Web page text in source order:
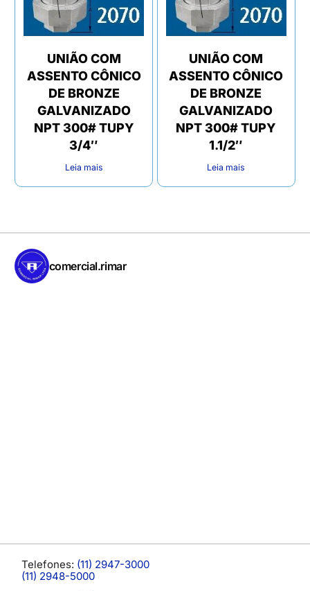
UNIÃO COM
ASSENTO CÔNICO
DE BRONZE
GALVANIZADO
NPT 300# TUPY
3/4″
Leia mais
UNIÃO COM
ASSENTO CÔNICO
DE BRONZE
GALVANIZADO
NPT 300# TUPY
1.1/2″
Leia mais
comercial.rimar
Telefones: (11) 2947-3000
(11) 2948-5000